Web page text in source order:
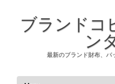
ブランドコ
ン
最新のブランド財布、バ
コンテンツへスキップ